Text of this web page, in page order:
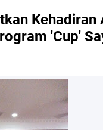
Kehadiran
'Cup'